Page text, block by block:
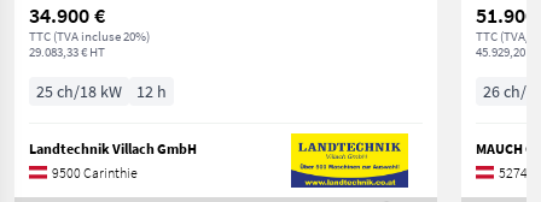
34.900 €
TTC (TVA incluse 20%)
29.083,33 € HT
25 ch/18 kW 12 h
Landtechnik Villach GmbH
9500 Carinthie
51.900
TTC (TVA/
45.929,20 €
26 ch/
MAUCH
5274